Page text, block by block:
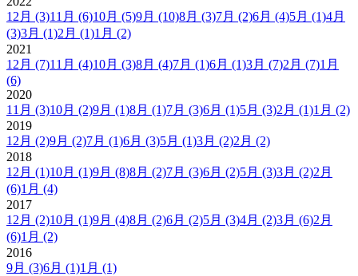
12月 (3)11月 (6)10月 (5)9月 (10)8月 (3)7月 (2)6月 (4)5月 (1)4月
(3)3月 (1)2月 (1)1月 (2)
2021
12月 (7)11月 (4)10月 (3)8月 (4)7月 (1)6月 (1)3月 (7)2月 (7)1月
(6)
2020
11月 (3)10月 (2)9月 (1)8月 (1)7月 (3)6月 (1)5月 (3)2月 (1)1月 (2)
2019
12月 (2)9月 (2)7月 (1)6月 (3)5月 (1)3月 (2)2月 (2)
2018
12月 (1)10月 (1)9月 (8)8月 (2)7月 (3)6月 (2)5月 (3)3月 (2)2月
(6)1月 (4)
2017
12月 (2)10月 (1)9月 (4)8月 (2)6月 (2)5月 (3)4月 (2)3月 (6)2月
(6)1月 (2)
2016
9月 (3)6月 (1)1月 (1)